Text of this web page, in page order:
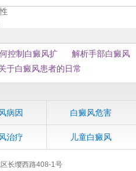
控制白癜风扩
解析手部白癜风
于白癜风患者的日常
病因 白癜风危害
治疗 儿童白癜风
长缨西路408-1号